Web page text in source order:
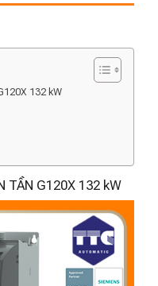
132 kW
TẦN G120X 132 kW